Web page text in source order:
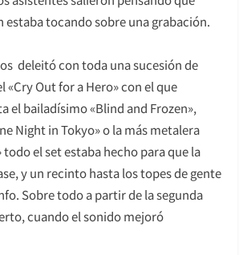
estaba tocando sobre una grabación.
deleitó con toda una sucesión de
«Cry Out for a Hero» con el que
el bailadísimo «Blind and Frozen»,
Night in Tokyo» o la más metalera
todo el set estaba hecho para que la
y un recinto hasta los topes de gente
Sobre todo a partir de la segunda
cuando el sonido mejoró